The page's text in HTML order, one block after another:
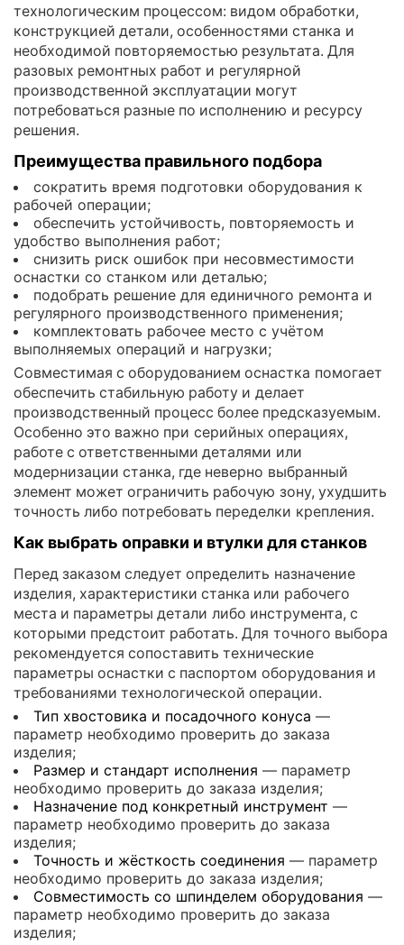
технологическим процессом: видом обработки,
конструкцией детали, особенностями станка и
необходимой повторяемостью результата. Для
разовых ремонтных работ и регулярной
производственной эксплуатации могут
потребоваться разные по исполнению и ресурсу
решения.
Преимущества правильного подбора
сократить время подготовки оборудования к
рабочей операции;
обеспечить устойчивость, повторяемость и
удобство выполнения работ;
снизить риск ошибок при несовместимости
оснастки со станком или деталью;
подобрать решение для единичного ремонта и
регулярного производственного применения;
комплектовать рабочее место с учётом
выполняемых операций и нагрузки;
Совместимая с оборудованием оснастка помогает
обеспечить стабильную работу и делает
производственный процесс более предсказуемым.
Особенно это важно при серийных операциях,
работе с ответственными деталями или
модернизации станка, где неверно выбранный
элемент может ограничить рабочую зону, ухудшить
точность либо потребовать переделки крепления.
Как выбрать оправки и втулки для станков
Перед заказом следует определить назначение
изделия, характеристики станка или рабочего
места и параметры детали либо инструмента, с
которыми предстоит работать. Для точного выбора
рекомендуется сопоставить технические
параметры оснастки с паспортом оборудования и
требованиями технологической операции.
Тип хвостовика и посадочного конуса —
параметр необходимо проверить до заказа
изделия;
Размер и стандарт исполнения — параметр
необходимо проверить до заказа изделия;
Назначение под конкретный инструмент —
параметр необходимо проверить до заказа
изделия;
Точность и жёсткость соединения — параметр
необходимо проверить до заказа изделия;
Совместимость со шпинделем оборудования —
параметр необходимо проверить до заказа
изделия;